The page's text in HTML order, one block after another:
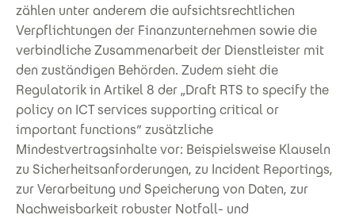
zählen unter anderem die aufsichtsrechtlichen
Verpflichtungen der Finanzunternehmen sowie die
verbindliche Zusammenarbeit der Dienstleister mit
den zuständigen Behörden. Zudem sieht die
Regulatorik in Artikel 8 der „Draft RTS to specify the
policy on ICT services supporting critical or
important functions” zusätzliche
Mindestvertragsinhalte vor: Beispielsweise Klauseln
zu Sicherheitsanforderungen, zu Incident Reportings,
zur Verarbeitung und Speicherung von Daten, zur
Nachweisbarkeit robuster Notfall- und